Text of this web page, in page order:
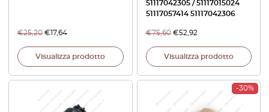
€25,20 €17,64
Visualizza prodotto
51117042305 / 51117015024
51117057414 51117042306
€75,60 €52,92
Visualizza prodotto
-30%